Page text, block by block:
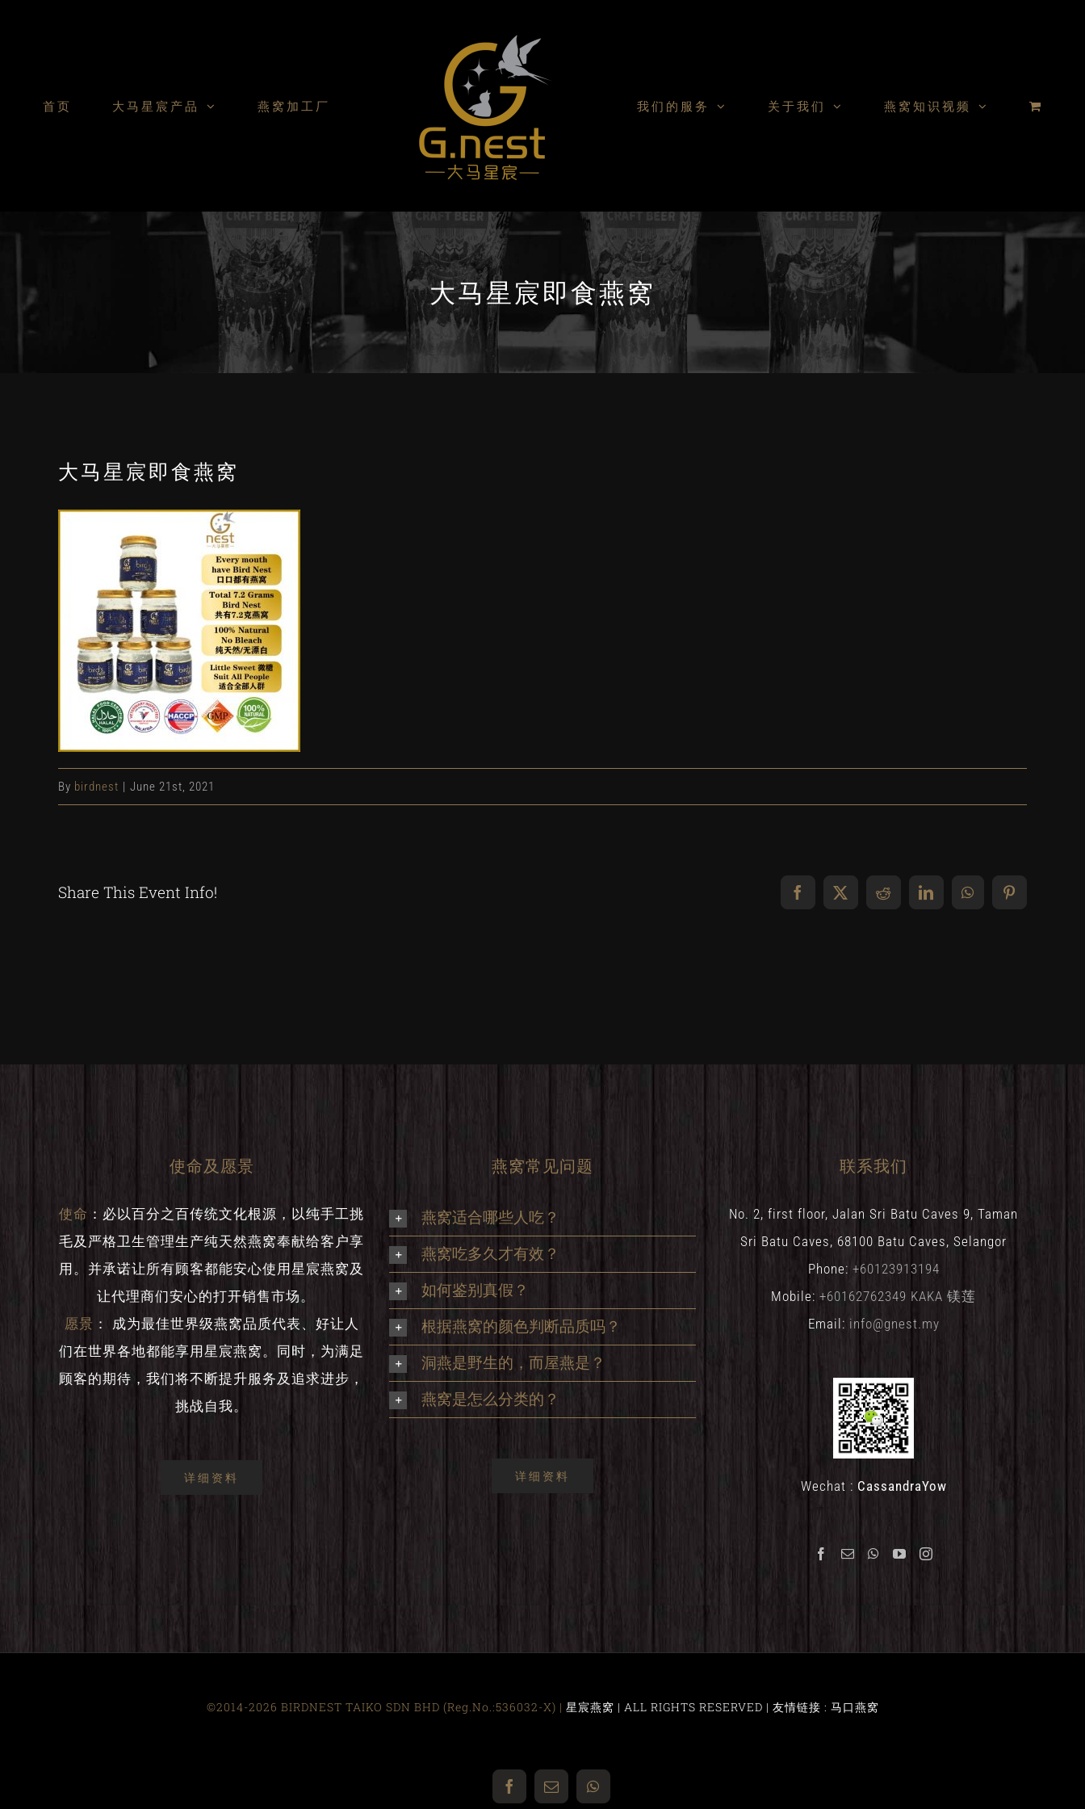
首页 大马星宸产品 燕窝加工厂 我们的服务 关于我们 燕窝知识视频
大马星宸即食燕窝
大马星宸即食燕窝
By birdnest | June 21st, 2021
Share This Event Info! Facebook
X RedditLinkedInWhatsAppPinterest
使命及愿景
使命 ： 必以百分之百传统文化根源，以纯手工挑
毛及严格卫生管理生产纯天然燕窝奉献给客户享
用。并承诺让所有顾客都能安心使用星宸燕窝及
让代理商们安心的打开销售市场。
愿景 ：
成为最佳世界级燕窝品质代表、好让人
们在世界各地都能享用星宸燕窝。同时，为满足
顾客的期待，我们将不断提升服务及追求进步，
挑战自我。
详细资料
燕窝常见问题
燕窝适合哪些人吃？
燕窝吃多久才有效？
如何鉴别真假？
根据燕窝的颜色判断品质吗？
洞燕是野生的，而屋燕是？
燕窝是怎么分类的？
详细资料
联系我们
No. 2, first floor, Jalan Sri Batu Caves 9, Taman
Sri Batu Caves, 68100 Batu Caves, Selangor
Phone: +60123913194
Mobile: +60162762349 KAKA 镁莲
Email: info@gnest.my
Wechat : CassandraYow
©2014-2026 BIRDNEST TAIKO SDN BHD (Reg.No.:536032-X) | 星宸燕窝 | ALL RIGHTS RESERVED | 友情链接 : 马口燕窝
FacebookEmail WhatsApp